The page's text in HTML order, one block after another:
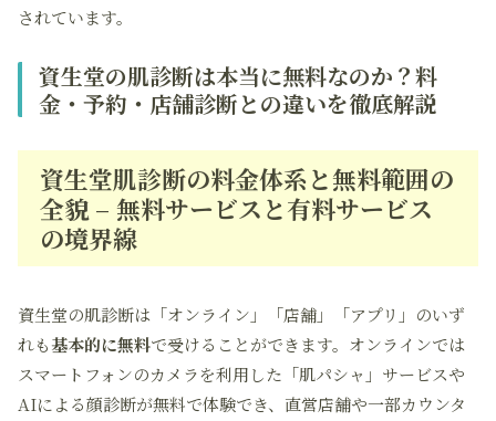
されています。
資生堂の肌診断は本当に無料なのか？料
金・予約・店舗診断との違いを徹底解説
資生堂肌診断の料金体系と無料範囲の
全貌 – 無料サービスと有料サービス
の境界線
資生堂の肌診断は「オンライン」「店舗」「アプリ」のいず
れも基本的に無料で受けることができます。オンラインでは
スマートフォンのカメラを利用した「肌パシャ」サービスや
AIによる顔診断が無料で体験でき、直営店舗や一部カウンタ